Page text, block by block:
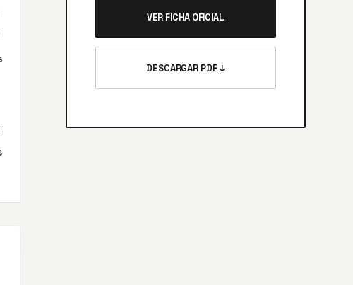
VER FICHA OFICIAL
DESCARGAR PDF ↓